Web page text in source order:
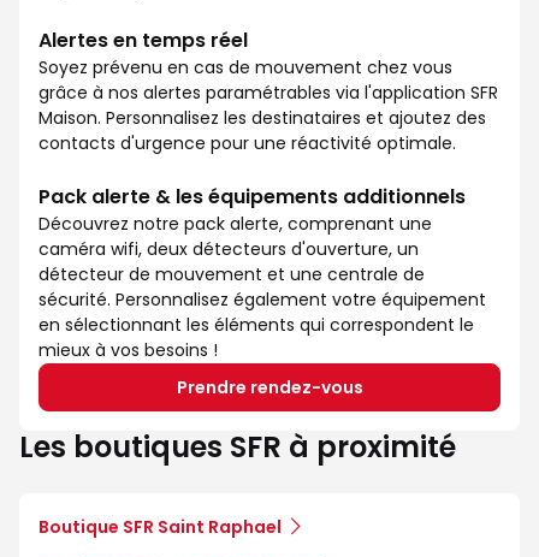
Alertes en temps réel
Soyez prévenu en cas de mouvement chez vous
grâce à nos alertes paramétrables via l'application SFR
Maison. Personnalisez les destinataires et ajoutez des
contacts d'urgence pour une réactivité optimale.
Pack alerte & les équipements additionnels
Découvrez notre pack alerte, comprenant une
caméra wifi, deux détecteurs d'ouverture, un
détecteur de mouvement et une centrale de
sécurité. Personnalisez également votre équipement
en sélectionnant les éléments qui correspondent le
mieux à vos besoins !
Prendre rendez-vous
Les boutiques SFR à proximité
Boutique SFR Saint Raphael